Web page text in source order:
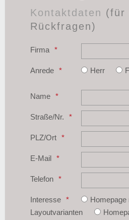
Kontaktdaten (für
Rückfragen)
Firma
Anrede Herr
Name
Straße/Nr.
PLZ/Ort
E-Mail
Telefon
Interesse
Homepage
Layoutvarianten